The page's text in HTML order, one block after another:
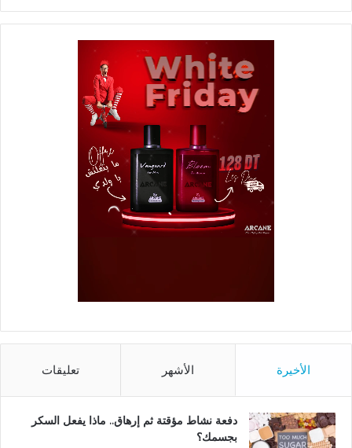
الأخيرة الأشهر تعليقات
دفعة نشاط مؤقتة ثم إرهاق.. ماذا يفعل السكر
بجسمك؟